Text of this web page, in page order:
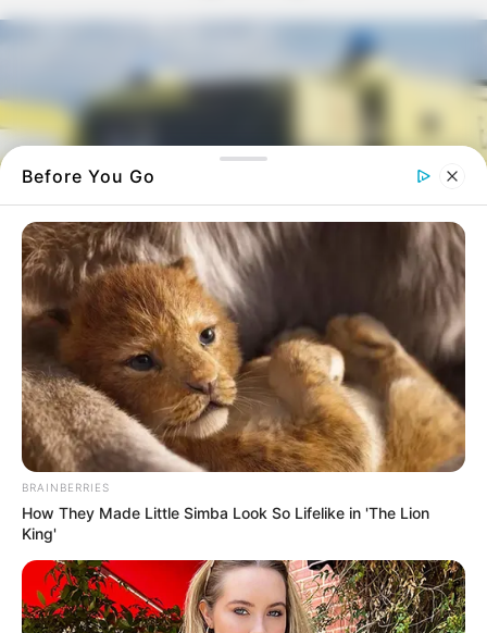
Τροχαίο ατύχημα τώρα στην Νέα Αρτάκη.
Σύμφωνα με πληροφορίες αγροτικό
αυτοκίνητο έφυγε από τον δρόμο με
αποτέλεσμα να εγκλωβιστεί ο οδηγός.
Before You Go
BRAINBERRIES
How They Made Little Simba Look So Lifelike in 'The Lion
King'